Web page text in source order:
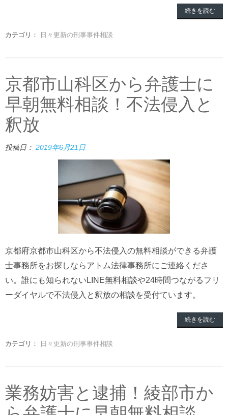
続きを読む
カテゴリ： 日々更新の刑事事件相談
京都市山科区から弁護士に
早朝無料相談！不法侵入と
釈放
投稿日： 2019年6月21日
京都府京都市山科区から不法侵入の無料相談ができる弁護
士事務所をお探しならアトム法律事務所にご連絡くださ
い。誰にも知られないLINE無料相談や24時間つながるフリ
ーダイヤルで不法侵入と釈放の相談を受付ています。
続きを読む
カテゴリ： 日々更新の刑事事件相談
業務妨害と逮捕！綾部市か